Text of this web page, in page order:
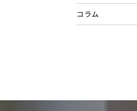
コラム